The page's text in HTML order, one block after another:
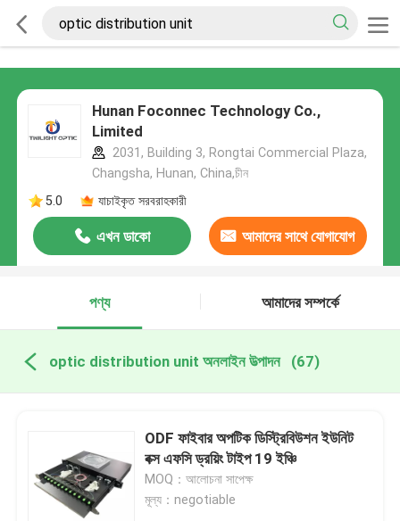
Hunan Foconnec Technology Co.,
Limited
2031, Building 3, Rongtai Commercial Plaza,
Changsha, Hunan, China,চীন
5.0
যাচাইকৃত সরবরাহকারী
এখন ডাকো আমাদের সাথে যোগাযোগ
পণ্য
আমাদের সম্পর্কে
optic distribution unit অনলাইন উত্পাদন (67)
ODF ফাইবার অপটিক ডিস্ট্রিবিউশন ইউনিট
বক্স এফসি ড্রয়িং টাইপ 19 ইঞ্চি
MOQ：আলোচনা সাপেক্ষ
মূল্য：negotiable